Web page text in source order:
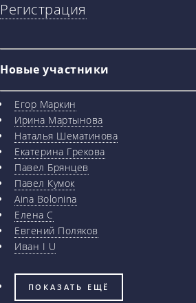
Регистрация
Новые участники
Егор Маркин
Ирина Мартынова
Наталья Шематинова
Екатерина Грекова
Павел Брянцев
Павел Кумок
Aina Bolonina
Елена С
Евгений Поляков
Иван I U
ПОКАЗАТЬ ЕЩЁ